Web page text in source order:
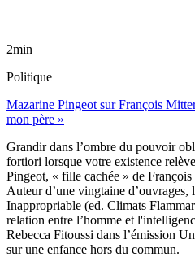
2min
Politique
Mazarine Pingeot sur François
mon père »
Grandir dans l’ombre du pouvoir
fortiori lorsque votre existence
Pingeot, « fille cachée » de
Auteur d’une vingtaine
Inappropriable (ed. Climats
relation entre l’homme et
Rebecca Fitoussi dans l’émission
sur une enfance hors du commun.